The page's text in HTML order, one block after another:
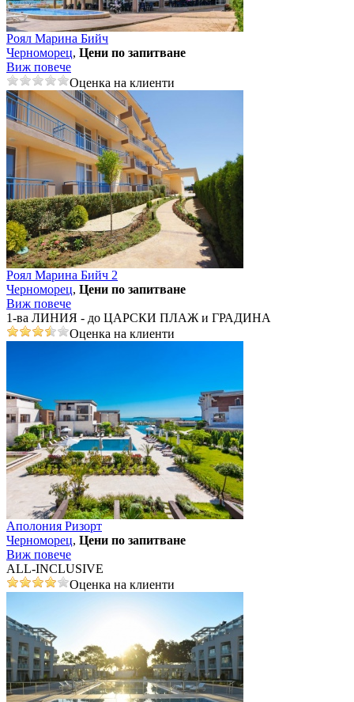
Роял Марина Бийч
Черноморец, Цени по запитване
Виж повече
Оценка на клиенти
Роял Марина Бийч 2
Черноморец, Цени по запитване
Виж повече
1-ва ЛИНИЯ - до ЦАРСКИ ПЛАЖ и ГРАДИНА
Оценка на клиенти
Аполония Ризорт
Черноморец, Цени по запитване
Виж повече
ALL-INCLUSIVE
Оценка на клиенти